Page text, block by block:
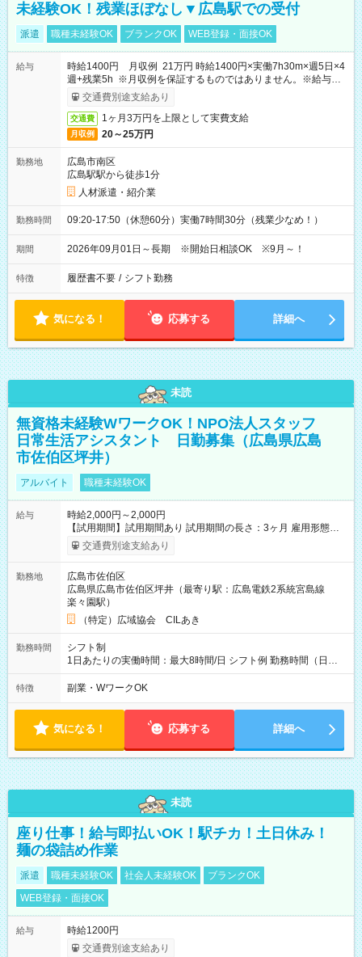
未経験OK！残業ほぼなし▼広島駅での受付
派遣 職種未経験OK ブランクOK WEB登録・面接OK
給与
時給1400円 月収例 21万円 時給1400円×実働7h30m×週5日×4
週+残業5h ※月収例を保証するものではありません。※給与即
受取りサービス利用可（利用条件有）
交通費別途支給あり
交通費 1ヶ月3万円を上限として実費支給
月収例 20～25万円
勤務地
広島市南区
広島駅駅から徒歩1分
人材派遣・紹介業
勤務時間 09:20-17:50（休憩60分）実働7時間30分（残業少なめ！）
期間 2026年09月01日～長期 ※開始日相談OK ※9月～！
特徴 履歴書不要 / シフト勤務
気になる！ 応募する 詳細へ
未読
無資格未経験WワークOK！NPO法人スタッフ
日常生活アシスタント 日勤募集（広島県広島
市佐伯区坪井）
アルバイト 職種未経験OK
給与
時給2,000円～2,000円
【試用期間】試用期間あり 試用期間の長さ：3ヶ月 雇用形態、
給与は本採用時と同じです。
交通費別途支給あり
勤務地
広島市佐伯区
広島県広島市佐伯区坪井（最寄り駅：広島電鉄2系統宮島線
楽々園駅）
（特定）広域協会 CILあき
勤務時間
シフト制
1日あたりの実働時間：最大8時間/日 シフト例 勤務時間（日
勤）・8時～18時 （実働時間8時間 待機休憩2時間）（日勤1回
あたりの給与 2万円）
特徴 副業・WワークOK
気になる！ 応募する 詳細へ
未読
座り仕事！給与即払いOK！駅チカ！土日休み！
麺の袋詰め作業
派遣 職種未経験OK 社会人未経験OK
ブランクOK
WEB登録・面接OK
給与
時給1200円
交通費別途支給あり